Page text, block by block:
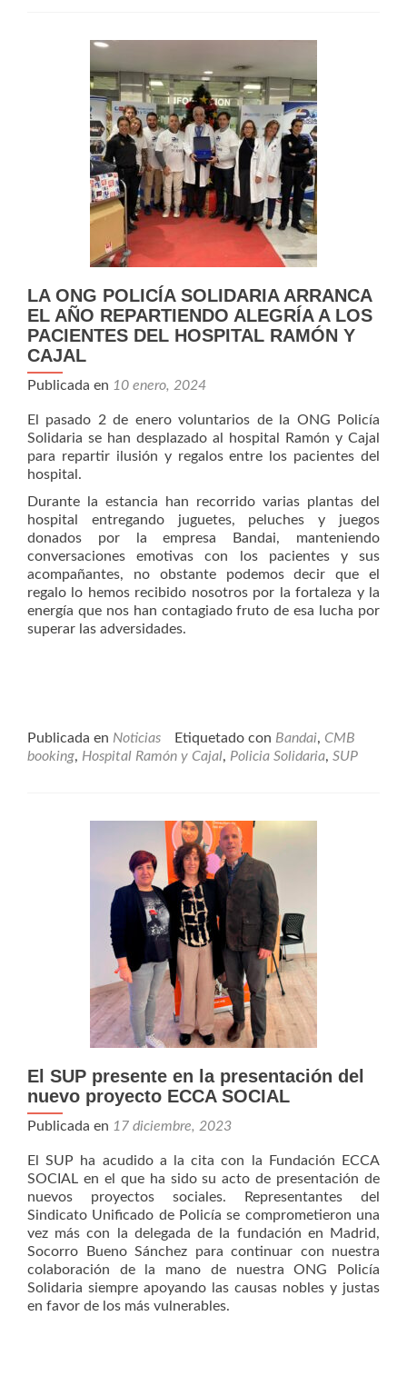
LA ONG POLICÍA SOLIDARIA ARRANCA
EL AÑO REPARTIENDO ALEGRÍA A LOS
PACIENTES DEL HOSPITAL RAMÓN Y
CAJAL
Publicada en 10 enero, 2024
El pasado 2 de enero voluntarios de la ONG Policía
Solidaria se han desplazado al hospital Ramón y Cajal
para repartir ilusión y regalos entre los pacientes del
hospital.
Durante la estancia han recorrido varias plantas del
hospital entregando juguetes, peluches y juegos
donados por la empresa Bandai, manteniendo
conversaciones emotivas con los pacientes y sus
acompañantes, no obstante podemos decir que el
regalo lo hemos recibido nosotros por la fortaleza y la
energía que nos han contagiado fruto de esa lucha por
superar las adversidades.
Publicada en Noticias Etiquetado con Bandai, CMB
booking, Hospital Ramón y Cajal, Policia Solidaria, SUP
El SUP presente en la presentación del
nuevo proyecto ECCA SOCIAL
Publicada en 17 diciembre, 2023
El SUP ha acudido a la cita con la Fundación ECCA
SOCIAL en el que ha sido su acto de presentación de
nuevos proyectos sociales. Representantes del
Sindicato Unificado de Policía se comprometieron una
vez más con la delegada de la fundación en Madrid,
Socorro Bueno Sánchez para continuar con nuestra
colaboración de la mano de nuestra ONG Policía
Solidaria siempre apoyando las causas nobles y justas
en favor de los más vulnerables.